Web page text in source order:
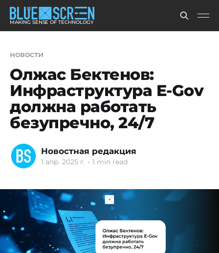
MAKING SENSE OF TECHNOLOGY
новости
Олжас Бектенов:
Инфраструктура E-Gov
должна работать
безупречно, 24/7
Новостная редакция
1 апр. 2025 г. • 1 min read